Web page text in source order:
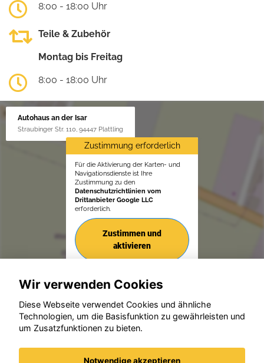
8:00 - 18:00 Uhr
Teile & Zubehör
Montag bis Freitag
8:00 - 18:00 Uhr
Autohaus an der Isar
Straubinger Str. 110, 94447 Plattling
Zustimmung erforderlich
Für die Aktivierung der Karten- und
Navigationsdienste ist Ihre
Zustimmung zu den
Datenschutzrichtlinien vom
Drittanbieter Google LLC
erforderlich.
Zustimmen und
aktivieren
© konjunkturmotor.de GmbH 2020 - 2026
Wir verwenden Cookies
Diese Webseite verwendet Cookies und ähnliche
Technologien, um die Basisfunktion zu gewährleisten und
um Zusatzfunktionen zu bieten.
Notwendige akzeptieren